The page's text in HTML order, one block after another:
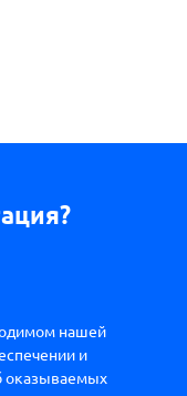
нашей
и
оказываемых